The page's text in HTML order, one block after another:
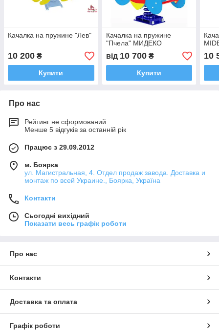
Качалка на пружине "Лев"
10 200 ₴
Купити
Качалка на пружине
"Пчела" МИДЕКО
від 10 700₴
Купити
10
Про нас
Рейтинг не сформований
Менше 5 відгуків за останній рік
Працює з 29.09.2012
м. Боярка
ул. Магистральная, 4. Отдел продаж завода. Доставка и
монтаж по всей Украине., Боярка, Україна
Контакти
Сьогодні вихідний
Показати весь графік роботи
Про нас
Контакти
Доставка та оплата
Графік роботи